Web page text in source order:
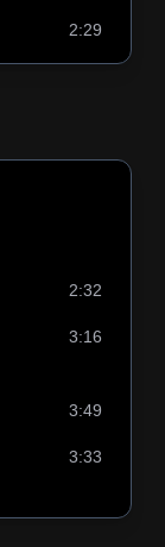
2:29
2:32
3:16
3:49
3:33